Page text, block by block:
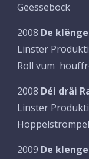
Geessebock
2008 De
Linster
Roll vum
2008 Déi dräi
Linster
Hoppelstrompel
2009 De